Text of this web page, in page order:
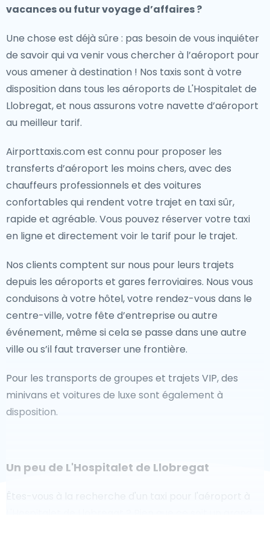
vacances ou futur voyage d’affaires ?
Une chose est déjà sûre : pas besoin de vous inquiéter
de savoir qui va venir vous chercher à l’aéroport pour
vous amener à destination ! Nos taxis sont à votre
disposition dans tous les aéroports de L'Hospitalet de
Llobregat, et nous assurons votre navette d’aéroport
au meilleur tarif.
Airporttaxis.com est connu pour proposer les
transferts d’aéroport les moins chers, avec des
chauffeurs professionnels et des voitures
confortables qui rendent votre trajet en taxi sûr,
rapide et agréable. Vous pouvez réserver votre taxi
en ligne et directement voir le tarif pour le trajet.
Nos clients comptent sur nous pour leurs trajets
depuis les aéroports et gares ferroviaires. Nous vous
conduisons à votre hôtel, votre rendez-vous dans le
centre-ville, votre fête d’entreprise ou autre
événement, même si cela se passe dans une autre
ville ou s’il faut traverser une frontière.
Pour les transports de groupes et trajets VIP, des
minivans et voitures de luxe sont également à
disposition.
Un peu de L'Hospitalet de Llobregat
Êtes-vous à la recherche d'un taxi pour l'aéroport à